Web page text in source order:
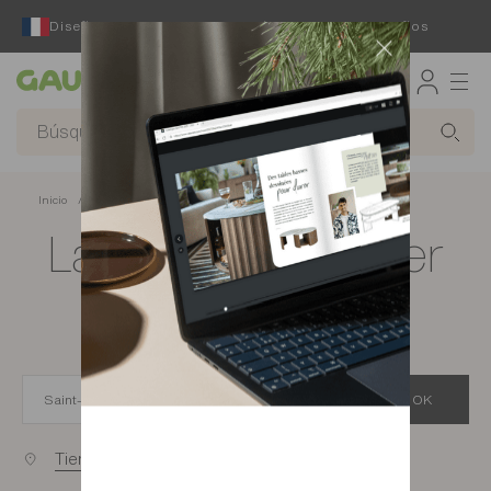
Diseñador y fabricante francés desde hace 65 años
Gautier
Inicio app.seo.store_locator_city.title
Las tiendas Gautier
de Saint-Priest
OK
Tiendas cercanas